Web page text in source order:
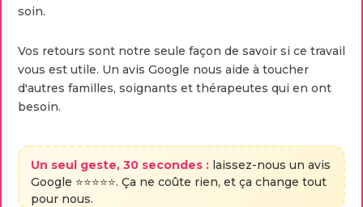
soin.
Vos retours sont notre seule façon de savoir si ce travail
vous est utile. Un avis Google nous aide à toucher
d'autres familles, soignants et thérapeutes qui en ont
besoin.
Un seul geste, 30 secondes : laissez-nous un avis
Google ⭐⭐⭐⭐⭐. Ça ne coûte rien, et ça change tout
pour nous.